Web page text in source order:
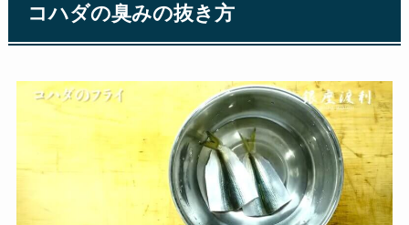
コハダの臭みの抜き方